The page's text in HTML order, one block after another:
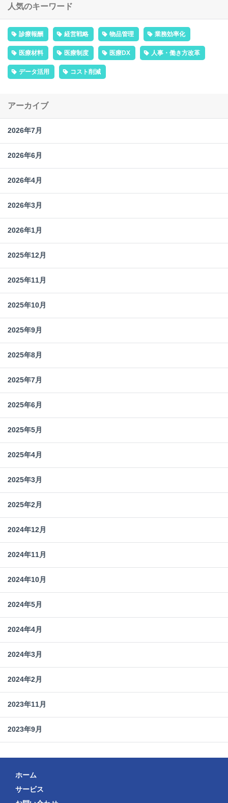
人気のキーワード
診療報酬 経営戦略 物品管理 業務効率化
医療材料 医療制度 医療DX 人事・働き方改革
データ活用 コスト削減
アーカイブ
2026年7月
2026年6月
2026年4月
2026年3月
2026年1月
2025年12月
2025年11月
2025年10月
2025年9月
2025年8月
2025年7月
2025年6月
2025年5月
2025年4月
2025年3月
2025年2月
2024年12月
2024年11月
2024年10月
2024年5月
2024年4月
2024年3月
2024年2月
2023年11月
2023年9月
ホーム
サービス